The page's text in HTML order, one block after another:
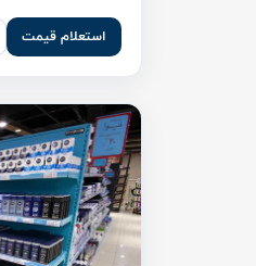
استعلام قیمت